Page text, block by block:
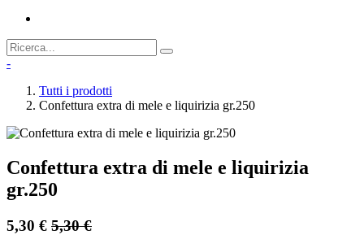
-
Tutti i prodotti
Confettura extra di mele e liquirizia gr.250
Confettura extra di mele e liquirizia
gr.250
5,30 € 5,30€